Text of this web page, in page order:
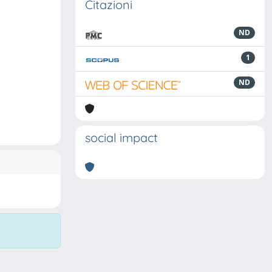
Citazioni
ND
1
ND
social impact